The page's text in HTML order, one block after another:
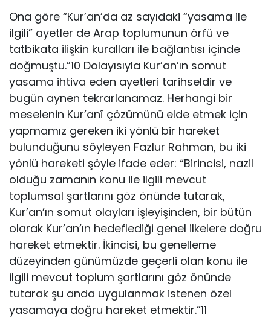
Ona göre “Kur’an’da az sayıdaki “yasama ile
ilgili” ayetler de Arap toplumunun örfü ve
tatbikata ilişkin kuralları ile bağlantısı içinde
doğmuştu.”10 Dolayısıyla Kur’an’ın somut
yasama ihtiva eden ayetleri tarihseldir ve
bugün aynen tekrarlanamaz. Herhangi bir
meselenin Kur’anî çözümünü elde etmek için
yapmamız gereken iki yönlü bir hareket
bulunduğunu söyleyen Fazlur Rahman, bu iki
yönlü hareketi şöyle ifade eder: “Birincisi, nazil
olduğu zamanın konu ile ilgili mevcut
toplumsal şartlarını göz önünde tutarak,
Kur’an’ın somut olayları işleyişinden, bir bütün
olarak Kur’an’ın hedeflediği genel ilkelere doğru
hareket etmektir. İkincisi, bu genelleme
düzeyinden günümüzde geçerli olan konu ile
ilgili mevcut toplum şartlarını göz önünde
tutarak şu anda uygulanmak istenen özel
yasamaya doğru hareket etmektir.”11